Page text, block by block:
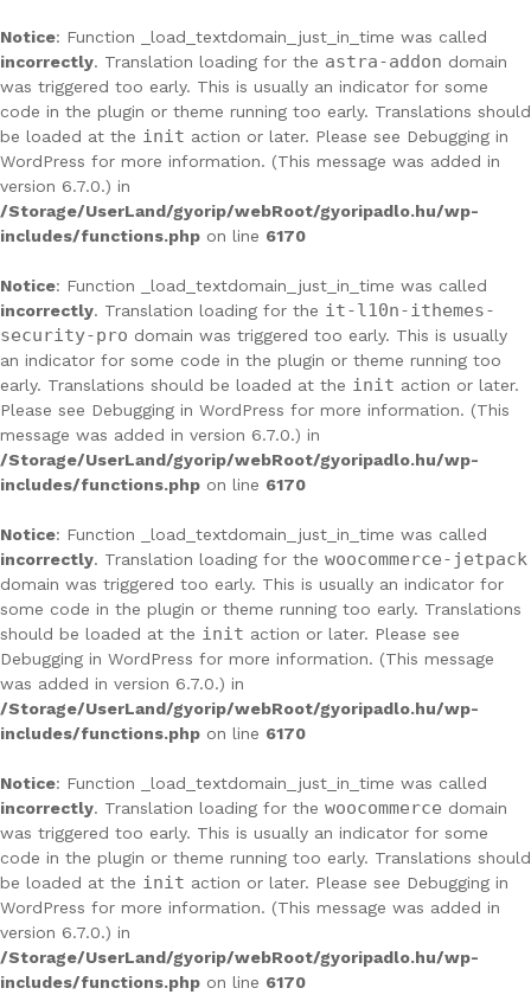
Notice: Function _load_textdomain_just_in_time was called
incorrectly. Translation loading for the astra-addon domain
was triggered too early. This is usually an indicator for some
code in the plugin or theme running too early. Translations should
be loaded at the init action or later. Please see Debugging in
WordPress for more information. (This message was added in
version 6.7.0.) in
/Storage/UserLand/gyorip/webRoot/gyoripadlo.hu/wp-
includes/functions.php on line 6170
Notice: Function _load_textdomain_just_in_time was called
incorrectly. Translation loading for the it-l10n-ithemes-
security-pro domain was triggered too early. This is usually
an indicator for some code in the plugin or theme running too
early. Translations should be loaded at the init action or later.
Please see Debugging in WordPress for more information. (This
message was added in version 6.7.0.) in
/Storage/UserLand/gyorip/webRoot/gyoripadlo.hu/wp-
includes/functions.php on line 6170
Notice: Function _load_textdomain_just_in_time was called
incorrectly. Translation loading for the woocommerce-jetpack
domain was triggered too early. This is usually an indicator for
some code in the plugin or theme running too early. Translations
should be loaded at the init action or later. Please see
Debugging in WordPress for more information. (This message
was added in version 6.7.0.) in
/Storage/UserLand/gyorip/webRoot/gyoripadlo.hu/wp-
includes/functions.php on line 6170
Notice: Function _load_textdomain_just_in_time was called
incorrectly. Translation loading for the woocommerce domain
was triggered too early. This is usually an indicator for some
code in the plugin or theme running too early. Translations should
be loaded at the init action or later. Please see Debugging in
WordPress for more information. (This message was added in
version 6.7.0.) in
/Storage/UserLand/gyorip/webRoot/gyoripadlo.hu/wp-
includes/functions.php on line 6170
to
content